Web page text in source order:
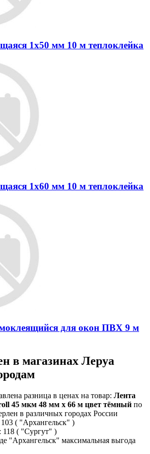
1х50 мм 10 м теплоклейка
1х60 мм 10 м теплоклейка
для окон ПВХ 9 м
в магазинах Леруа
разница в ценах на товар: Лента
45 мкм 48 мм x 66 м цвет тёмный по
в различных городах России
103 ( "Архангельск" )
118 ( "Сургут" )
"Архангельск" максимальная выгода